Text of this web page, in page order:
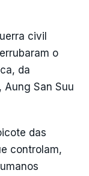
civil
o
da
Aung San Suu
das
controlam,